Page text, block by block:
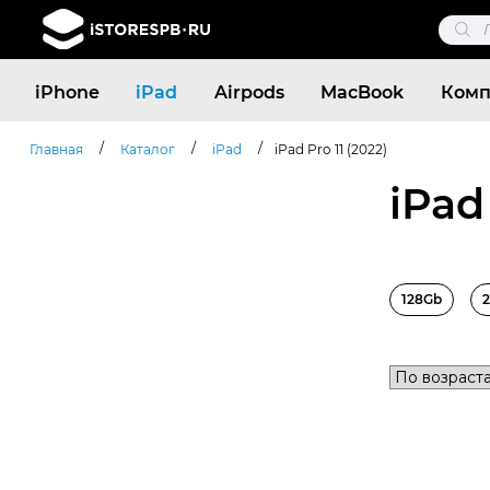
iPhone iPad Airpods MacBook
Поиск
товаров
Главная / Каталог / iPad / iPad Pro 11 (2022)
iPad
128Gb